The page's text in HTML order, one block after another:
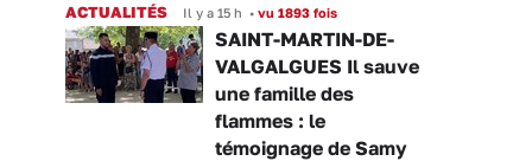
ACTUALITÉS Il y a 15 h • vu 1893 fois
SAINT-MARTIN-DE-
VALGALGUES Il sauve
une famille des
flammes : le
témoignage de Samy